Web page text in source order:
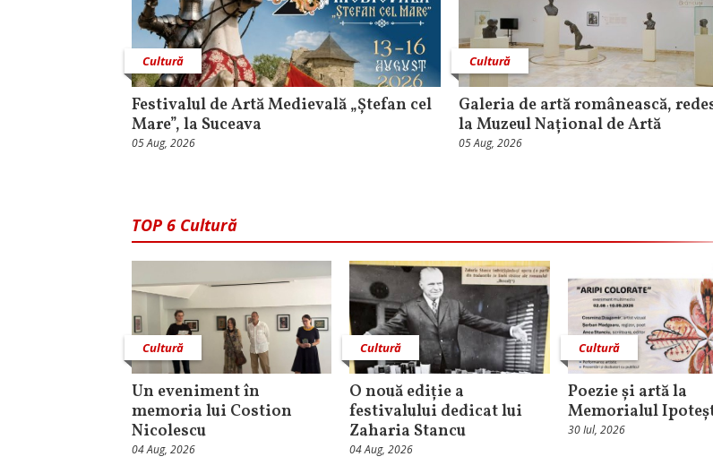
Cultură
Festivalul de Artă Medievală „Ștefan cel
Mare”, la Suceava
05 Aug, 2026
Cultură
Galeria de artă românească,
la Muzeul Național de Artă
05 Aug, 2026
TOP 6 Cultură
Cultură
Un eveniment în
memoria lui Costion
Nicolescu
04 Aug, 2026
Cultură
O nouă ediție a
festivalului dedicat lui
Zaharia Stancu
04 Aug, 2026
Cultură
Poezie și artă la
Memorialul
30 Iul, 2026